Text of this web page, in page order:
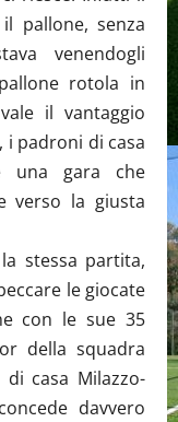
pallone, senza
venendogli
rotola in
il vantaggio
padroni di casa
una gara che
verso la giusta
stessa partita,
le giocate
con le sue 35
della squadra
casa Milazzo-
davvero